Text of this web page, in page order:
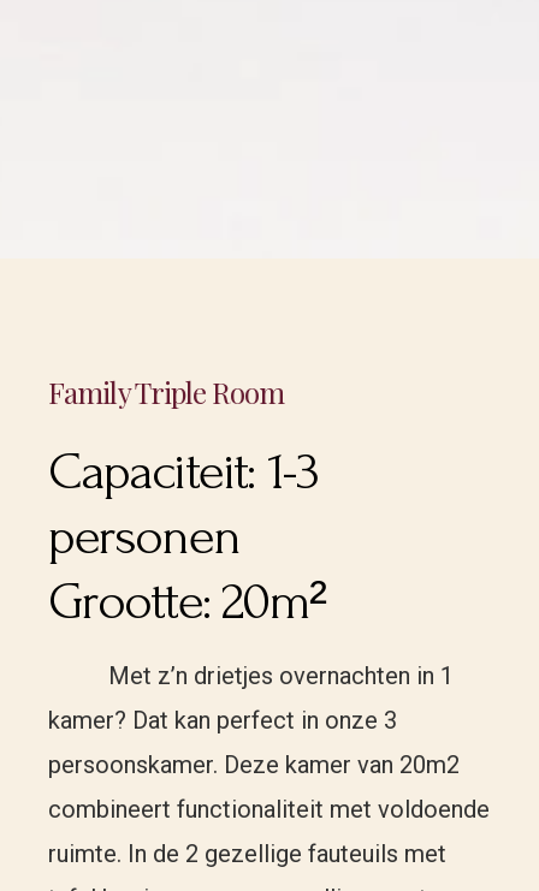
Family Triple Room
Capaciteit: 1-3
personen
Grootte: 20m²
Met z’n drietjes overnachten in 1
kamer? Dat kan perfect in onze 3
persoonskamer. Deze kamer van 20m2
combineert functionaliteit met voldoende
ruimte. In de 2 gezellige fauteuils met